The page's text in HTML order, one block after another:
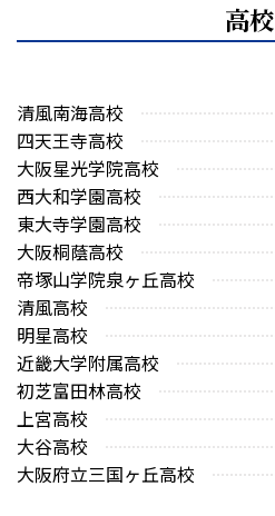
高校
清風南海高校
四天王寺高校
大阪星光学院高校
西大和学園高校
東大寺学園高校
大阪桐蔭高校
帝塚山学院泉ヶ丘高校
清風高校
明星高校
近畿大学附属高校
初芝富田林高校
上宮高校
大谷高校
大阪府立三国ヶ丘高校